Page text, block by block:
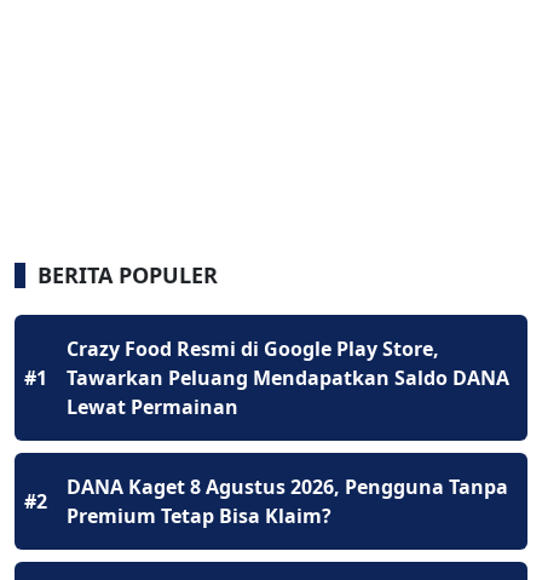
BERITA POPULER
#1
Crazy Food Resmi di Google Play Store,
Tawarkan Peluang Mendapatkan Saldo DANA
Lewat Permainan
#2
DANA Kaget 8 Agustus 2026, Pengguna Tanpa
Premium Tetap Bisa Klaim?